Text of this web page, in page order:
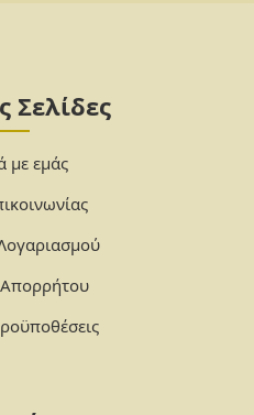
Σελίδες
με εμάς
Απορρήτου